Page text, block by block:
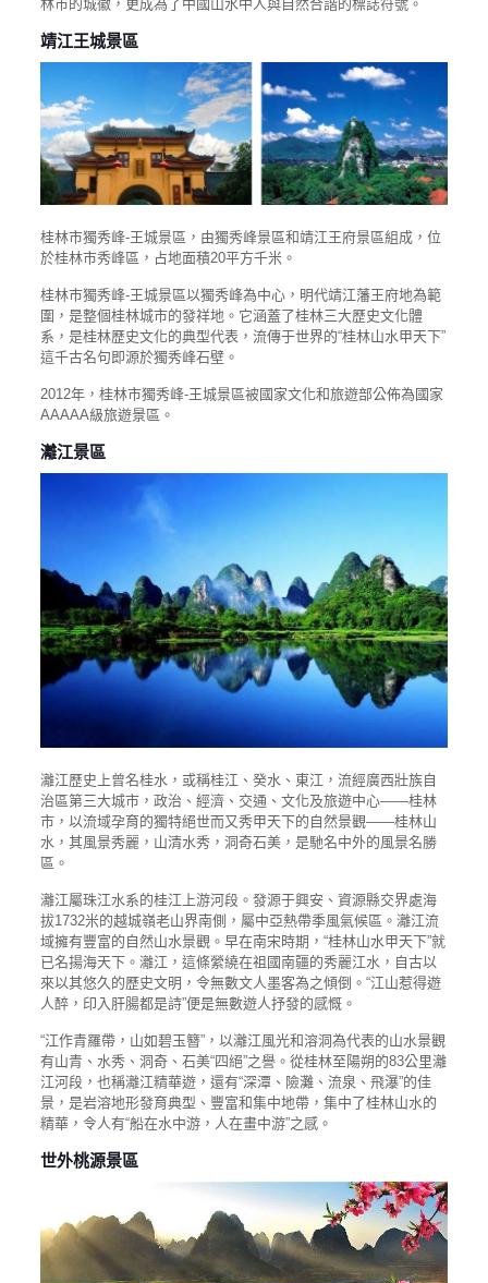
林市的城徽，更成為了中國山水中人與自然合諧的標誌符號。
靖江王城景區
桂林市獨秀峰-王城景區，由獨秀峰景區和靖江王府景區組成，位
於桂林市秀峰區，占地面積20平方千米。
桂林市獨秀峰-王城景區以獨秀峰為中心，明代靖江藩王府地為範
圍，是整個桂林城市的發祥地。它涵蓋了桂林三大歷史文化體
系，是桂林歷史文化的典型代表，流傳于世界的“桂林山水甲天下”
這千古名句即源於獨秀峰石壁。
2012年，桂林市獨秀峰-王城景區被國家文化和旅遊部公佈為國家
AAAAA級旅遊景區。
灕江景區
灕江歷史上曾名桂水，或稱桂江、癸水、東江，流經廣西壯族自
治區第三大城市，政治、經濟、交通、文化及旅遊中心——桂林
市，以流域孕育的獨特絕世而又秀甲天下的自然景觀——桂林山
水，其風景秀麗，山清水秀，洞奇石美，是馳名中外的風景名勝
區。
灕江屬珠江水系的桂江上游河段。發源于興安、資源縣交界處海
拔1732米的越城嶺老山界南側，屬中亞熱帶季風氣候區。灕江流
域擁有豐富的自然山水景觀。早在南宋時期，“桂林山水甲天下”就
已名揚海天下。灕江，這條縈繞在祖國南疆的秀麗江水，自古以
來以其悠久的歷史文明，令無數文人墨客為之傾倒。“江山惹得遊
人醉，印入肝腸都是詩”便是無數遊人抒發的感慨。
“江作青羅帶，山如碧玉簪”，以灕江風光和溶洞為代表的山水景觀
有山青、水秀、洞奇、石美“四絕”之譽。從桂林至陽朔的83公里灕
江河段，也稱灕江精華遊，還有“深潭、險灘、流泉、飛瀑”的佳
景，是岩溶地形發育典型、豐富和集中地帶，集中了桂林山水的
精華，令人有“船在水中游，人在畫中游”之感。
世外桃源景區